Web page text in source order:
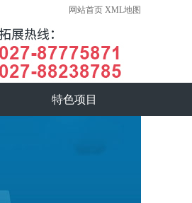
网站首页 XML地图
特色项目